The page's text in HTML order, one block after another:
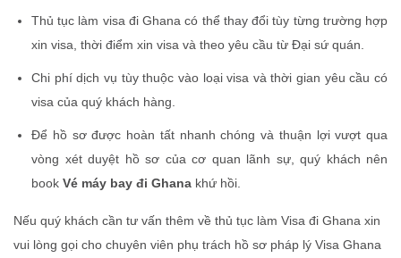
Thủ tục làm visa đi Ghana có thể thay đổi tùy từng trường hợp
xin visa, thời điểm xin visa và theo yêu cầu từ Đại sứ quán.
Chi phí dịch vụ tùy thuộc vào loại visa và thời gian yêu cầu có
visa của quý khách hàng.
Để hồ sơ được hoàn tất nhanh chóng và thuận lợi vượt qua
vòng xét duyệt hồ sơ của cơ quan lãnh sự, quý khách nên
book Vé máy bay đi Ghana khứ hồi.
Nếu quý khách cần tư vấn thêm về thủ tục làm Visa đi Ghana xin
vui lòng gọi cho chuyên viên phụ trách hồ sơ pháp lý Visa Ghana